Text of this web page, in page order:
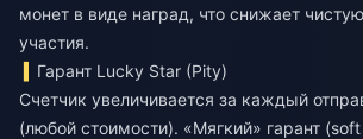
монет в виде наград, что снижает
участия.
Гарант Lucky Star (Pity)
Счетчик увеличивается за каждый
(любой стоимости). «Мягкий» гарант